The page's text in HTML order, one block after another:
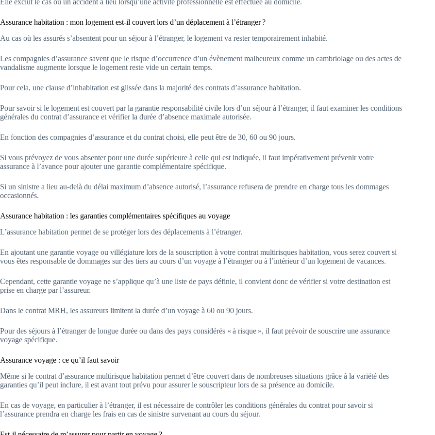
Elle exclut le cas où un accident a lieu lorsqu’une activité professionnelle est effectuée au domicile.
Assurance habitation : mon logement est-il couvert lors d’un déplacement à l’étranger ?
Au cas où les assurés s’absentent pour un séjour à l’étranger, le logement va rester temporairement inhabité.
Les compagnies d’assurance savent que le risque d’occurrence d’un évènement malheureux comme un cambriolage ou des actes de
vandalisme augmente lorsque le logement reste vide un certain temps.
Pour cela, une clause d’inhabitation est glissée dans la majorité des contrats d’assurance habitation.
Pour savoir si le logement est couvert par la garantie responsabilité civile lors d’un séjour à l’étranger, il faut examiner les conditions
générales du contrat d’assurance et vérifier la durée d’absence maximale autorisée.
En fonction des compagnies d’assurance et du contrat choisi, elle peut être de 30, 60 ou 90 jours.
Si vous prévoyez de vous absenter pour une durée supérieure à celle qui est indiquée, il faut impérativement prévenir votre
assurance à l’avance pour ajouter une garantie complémentaire spécifique.
Si un sinistre a lieu au-delà du délai maximum d’absence autorisé, l’assurance refusera de prendre en charge tous les dommages
occasionnés.
Assurance habitation : les garanties complémentaires spécifiques au voyage
L’assurance habitation permet de se protéger lors des déplacements à l’étranger.
En ajoutant une garantie voyage ou villégiature lors de la souscription à votre contrat multirisques habitation, vous serez couvert si
vous êtes responsable de dommages sur des tiers au cours d’un voyage à l’étranger ou à l’intérieur d’un logement de vacances.
Cependant, cette garantie voyage ne s’applique qu’à une liste de pays définie, il convient donc de vérifier si votre destination est
prise en charge par l’assureur.
Dans le contrat MRH, les assureurs limitent la durée d’un voyage à 60 ou 90 jours.
Pour des séjours à l’étranger de longue durée ou dans des pays considérés « à risque », il faut prévoir de souscrire une assurance
voyage spécifique.
Assurance voyage : ce qu’il faut savoir
Même si le contrat d’assurance multirisque habitation permet d’être couvert dans de nombreuses situations grâce à la variété des
garanties qu’il peut inclure, il est avant tout prévu pour assurer le souscripteur lors de sa présence au domicile.
En cas de voyage, en particulier à l’étranger, il est nécessaire de contrôler les conditions générales du contrat pour savoir si
l’assurance prendra en charge les frais en cas de sinistre survenant au cours du séjour.